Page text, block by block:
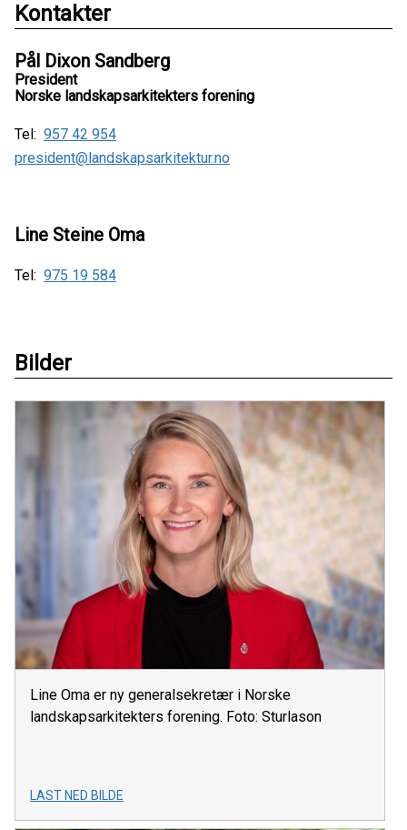
Kontakter
Pål Dixon Sandberg
President
Norske landskapsarkitekters forening
Tel: 957 42 954
president@landskapsarkitektur.no
Line Steine Oma
Tel: 975 19 584
Bilder
Line Oma er ny generalsekretær i Norske
landskapsarkitekters forening. Foto: Sturlason
LAST NED BILDE